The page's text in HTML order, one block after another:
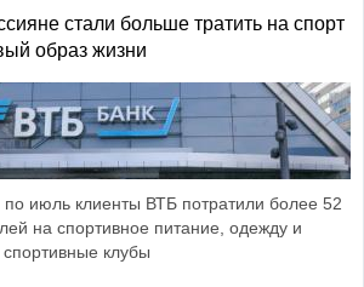
стали больше тратить на спорт
образ жизни
июль клиенты ВТБ потратили более 52
на спортивное питание, одежду и
клубы